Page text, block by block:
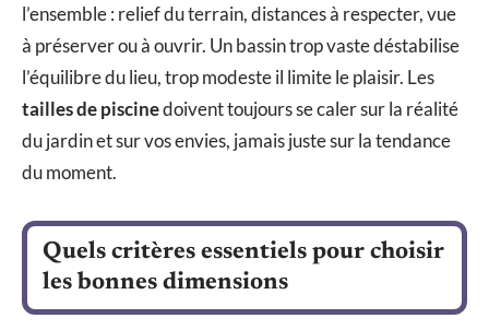
l’ensemble : relief du terrain, distances à respecter, vue
à préserver ou à ouvrir. Un bassin trop vaste déstabilise
l’équilibre du lieu, trop modeste il limite le plaisir. Les
tailles de piscinedoivent toujours se caler sur la réalité
du jardin et sur vos envies, jamais juste sur la tendance
du moment.
Quels critères essentiels pour choisir
les bonnes dimensions